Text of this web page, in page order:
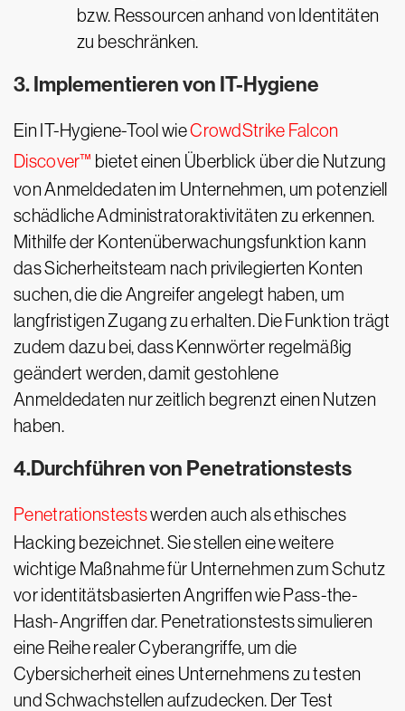
bzw. Ressourcen anhand von Identitäten
zu beschränken.
3. Implementieren von IT-Hygiene
Ein IT-Hygiene-Tool wieCrowdStrike Falcon
Discover™ bietet einen Überblick über die Nutzung
von Anmeldedaten im Unternehmen, um potenziell
schädliche Administratoraktivitäten zu erkennen.
Mithilfe der Kontenüberwachungsfunktion kann
das Sicherheitsteam nach privilegierten Konten
suchen, die die Angreifer angelegt haben, um
langfristigen Zugang zu erhalten. Die Funktion trägt
zudem dazu bei, dass Kennwörter regelmäßig
geändert werden, damit gestohlene
Anmeldedaten nur zeitlich begrenzt einen Nutzen
haben.
4.Durchführen von Penetrationstests
Penetrationstestswerden auch als ethisches
Hacking bezeichnet. Sie stellen eine weitere
wichtige Maßnahme für Unternehmen zum Schutz
vor identitätsbasierten Angriffen wie Pass-the-
Hash-Angriffen dar. Penetrationstests simulieren
eine Reihe realer Cyberangriffe, um die
Cybersicherheit eines Unternehmens zu testen
und Schwachstellen aufzudecken. Der Test